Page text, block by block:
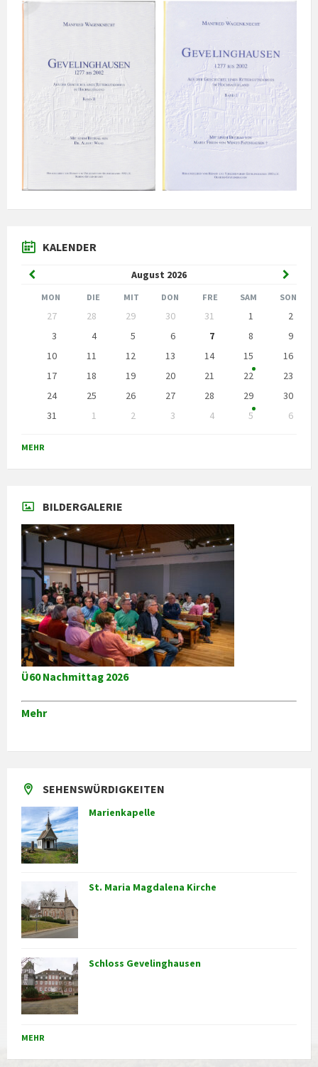
KALENDER
August 2026
Vorheriger
Monat
Monat
MON DIE MIT DON FRE SAM SON
Kalendertage
überspringen
27 28 29 30 31 1
2
3
4 5 6 7 8
9
10
11 12 13 14 15
16
17
18 19 20 21 22
23
24
25 26 27 28 29
30
31
1 2 3 4 5
6
zu
den
MEHR
BILDERGALERIE
Ü60 Nachmittag 2026
Mehr
SEHENSWÜRDIGKEITEN
Marienkapelle
St. Maria Magdalena Kirche
Schloss Gevelinghausen
MEHR